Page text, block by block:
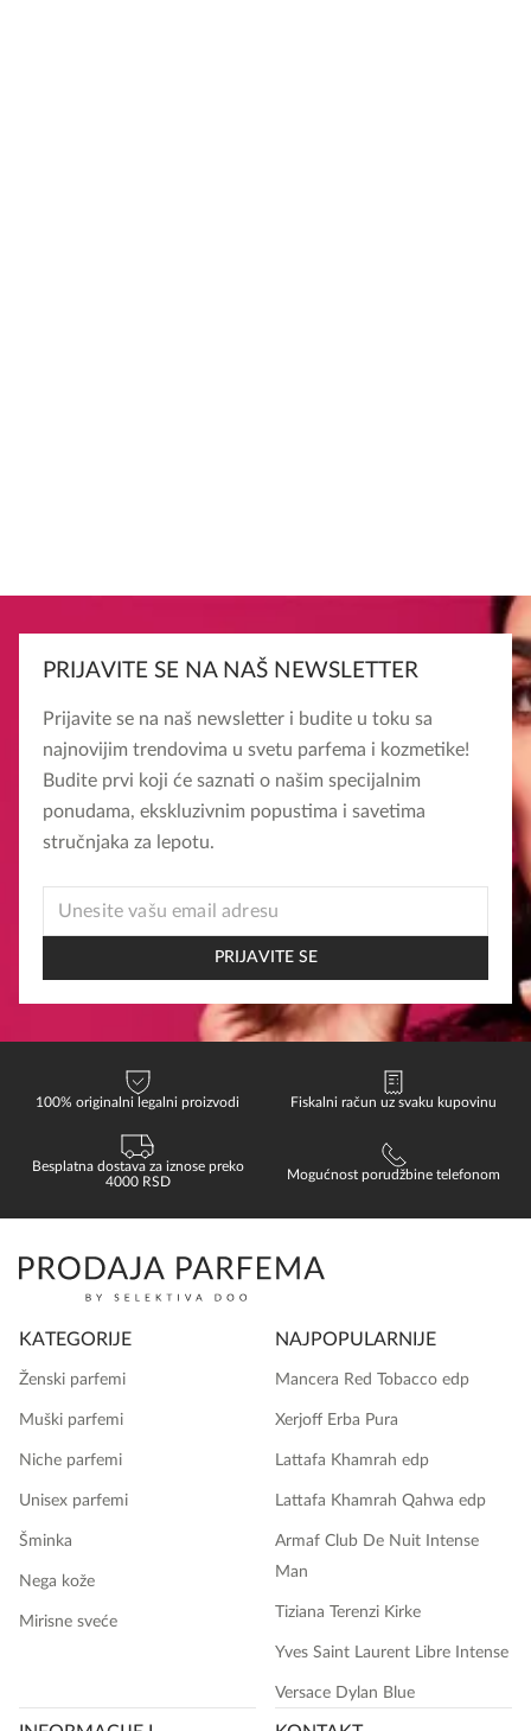
PRIJAVITE SE NA NAŠ NEWSLETTER
Prijavite se na naš newsletter i budite u toku sa
najnovijim trendovima u svetu parfema i kozmetike!
Budite prvi koji će saznati o našim specijalnim
ponudama, ekskluzivnim popustima i savetima
stručnjaka za lepotu.
PRIJAVITE SE
100% originalni legalni proizvodi Fiskalni račun uz svaku kupovinu
Besplatna dostava za iznose preko
4000 RSD
Mogućnost porudžbine telefonom
KATEGORIJE
Ženski parfemi
Muški parfemi
Niche parfemi
Unisex parfemi
Šminka
Nega kože
Mirisne sveće
NAJPOPULARNIJE
Mancera Red Tobacco edp
Xerjoff Erba Pura
Lattafa Khamrah edp
Lattafa Khamrah Qahwa edp
Armaf Club De Nuit Intense
Man
Tiziana Terenzi Kirke
Yves Saint Laurent Libre Intense
Versace Dylan Blue